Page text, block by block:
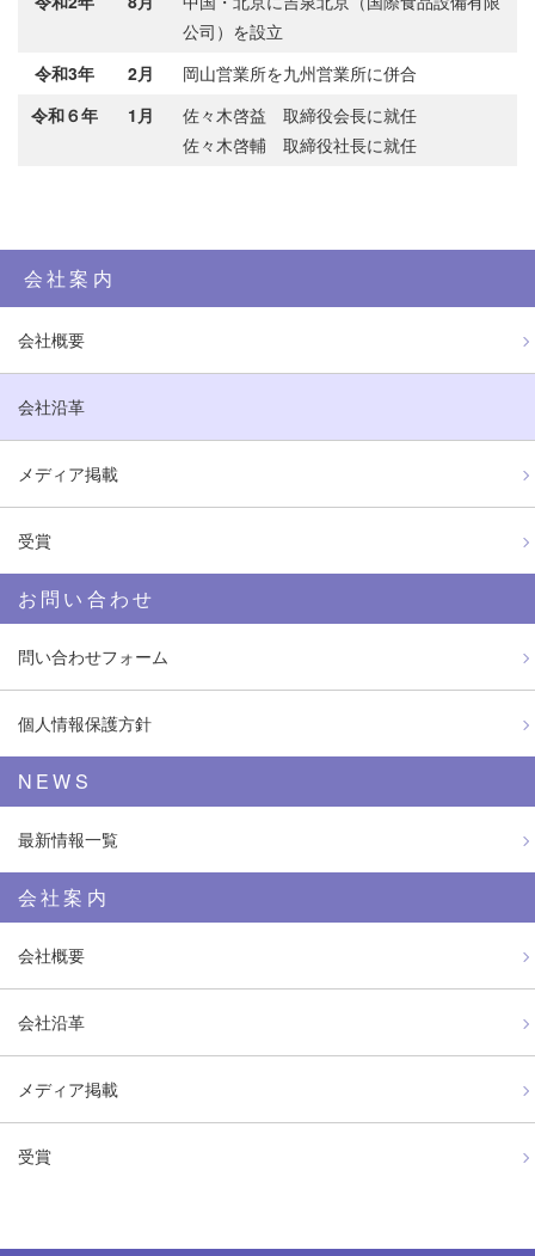
会社案内
会社概要
会社沿革
メディア掲載
受賞
お問い合わせ
問い合わせフォーム
個人情報保護方針
NEWS
最新情報一覧
会社案内
会社概要
会社沿革
メディア掲載
受賞
公司）を設立
令和3年
2月
岡山営業所を九州営業所に併合
令和６年
1月
佐々木啓益 取締役会長に就任
佐々木啓輔 取締役社長に就任